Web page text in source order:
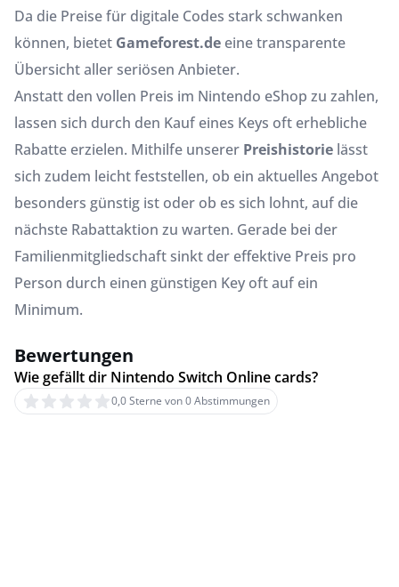
Da die Preise für digitale Codes stark schwanken
können, bietet Gameforest.de eine transparente
Übersicht aller seriösen Anbieter.
Anstatt den vollen Preis im Nintendo eShop zu zahlen,
lassen sich durch den Kauf eines Keys oft erhebliche
Rabatte erzielen. Mithilfe unserer Preishistorie lässt
sich zudem leicht feststellen, ob ein aktuelles Angebot
besonders günstig ist oder ob es sich lohnt, auf die
nächste Rabattaktion zu warten. Gerade bei der
Familienmitgliedschaft sinkt der effektive Preis pro
Person durch einen günstigen Key oft auf ein
Minimum.
Bewertungen
Wie gefällt dir Nintendo Switch Online cards?
0,0 Sterne von 0 Abstimmungen